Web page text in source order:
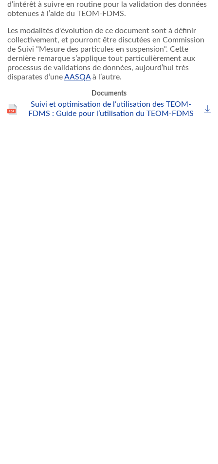
d’intérêt à suivre en routine pour la validation des données
obtenues à l’aide du TEOM-FDMS.
Les modalités d'évolution de ce document sont à définir
collectivement, et pourront être discutées en Commission
de Suivi "Mesure des particules en suspension". Cette
dernière remarque s’applique tout particulièrement aux
processus de validations de données, aujourd’hui très
disparates d’uneAASQAà l’autre.
Documents
Suivi et optimisation de l’utilisation des TEOM-
FDMS : Guide pour l’utilisation du TEOM-FDMS